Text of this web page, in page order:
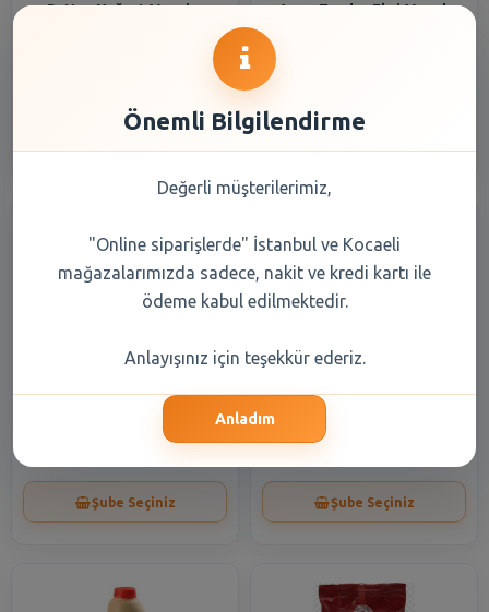
Pattes Yoğurt Mevsim
Asrın Tandırı Ekşi Mayalı
Limon Kremalı Gofret 128 Gr
Şube Seçiniz Şube Seçiniz
Önemli Bilgilendirme
Değerli müşterilerimiz,
"Online siparişlerde" İstanbul ve Kocaeli
mağazalarımızda sadece, nakit ve kredi kartı ile
ödeme kabul edilmektedir.
Anlayışınız için teşekkür ederiz.
Anladım